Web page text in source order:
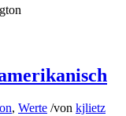
, Werte /von kjlietz